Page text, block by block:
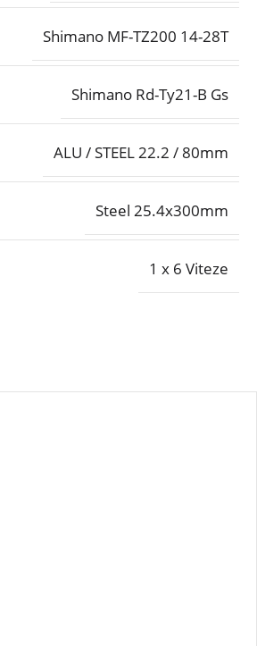
Shimano MF-TZ200 14-28T
Shimano Rd-Ty21-B Gs
ALU / STEEL 22.2 / 80mm
Steel 25.4x300mm
1 x 6 Viteze